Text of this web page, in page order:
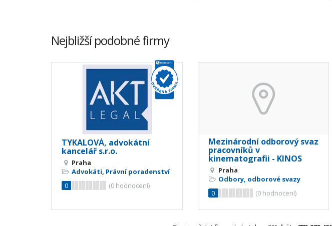
Nejbližší podobné firmy
TYKALOVÁ, advokátní
kancelář s.r.o.
Praha
Advokáti, Právní poradenství
0
(0 hodnocení)
Mezinárodní odborový svaz
pracovníků v
kinematografii - KINOS
Praha
Odbory, odborové svazy
0
(0hodnocení)